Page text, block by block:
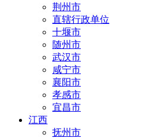
荆州市
直辖行政单位
十堰市
随州市
武汉市
咸宁市
襄阳市
孝感市
宜昌市
江西
抚州市